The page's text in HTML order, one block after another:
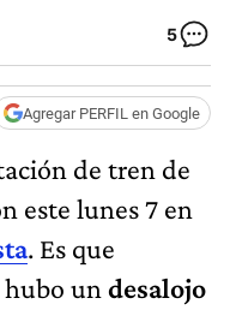
5
Agregar PERFIL en Google
de tren de
este lunes 7 en
. Es que
un desalojo